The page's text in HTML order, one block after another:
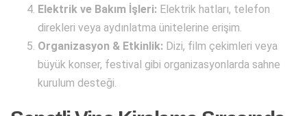
Elektrik ve Bakım İşleri: Elektrik hatları, telefon
direkleri veya aydınlatma ünitelerine erişim.
Organizasyon & Etkinlik: Dizi, film çekimleri veya
büyük konser, festival gibi organizasyonlarda sahne
kurulum desteği.